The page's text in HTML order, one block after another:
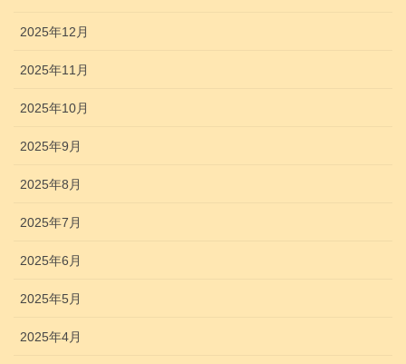
2025年12月
2025年11月
2025年10月
2025年9月
2025年8月
2025年7月
2025年6月
2025年5月
2025年4月